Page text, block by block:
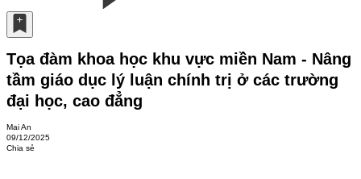
Tọa đàm khoa học khu vực miền Nam - Nâng
tầm giáo dục lý luận chính trị ở các trường
đại học, cao đẳng
Mai An
09/12/2025
Chia sẻ